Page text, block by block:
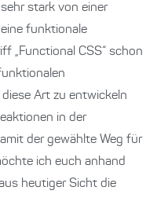
stark von einer
funktionale
„Functional CSS“ schon
Art zu entwickeln
in der
der gewählte Weg für
ich euch anhand
heutiger Sicht die